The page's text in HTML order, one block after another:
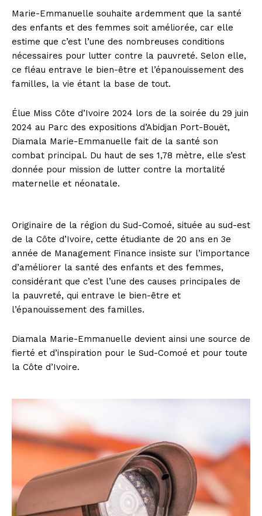
Marie-Emmanuelle souhaite ardemment que la santé
des enfants et des femmes soit améliorée, car elle
estime que c’est l’une des nombreuses conditions
nécessaires pour lutter contre la pauvreté. Selon elle,
ce fléau entrave le bien-être et l’épanouissement des
familles, la vie étant la base de tout.
Élue Miss Côte d’Ivoire 2024 lors de la soirée du 29 juin
2024 au Parc des expositions d’Abidjan Port-Bouët,
Diamala Marie-Emmanuelle fait de la santé son
combat principal. Du haut de ses 1,78 mètre, elle s’est
donnée pour mission de lutter contre la mortalité
maternelle et néonatale.
Originaire de la région du Sud-Comoé, située au sud-est
de la Côte d’Ivoire, cette étudiante de 20 ans en 3e
année de Management Finance insiste sur l’importance
d’améliorer la santé des enfants et des femmes,
considérant que c’est l’une des causes principales de
la pauvreté, qui entrave le bien-être et
l’épanouissement des familles.
Diamala Marie-Emmanuelle devient ainsi une source de
fierté et d’inspiration pour le Sud-Comoé et pour toute
la Côte d’Ivoire.